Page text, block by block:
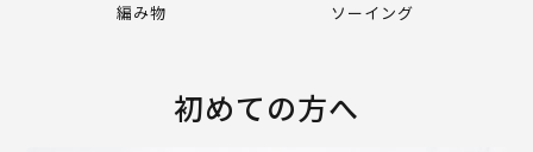
編み物 ソーイング
初めての方へ